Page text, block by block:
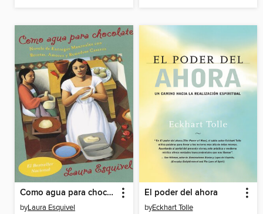
Como agua para chocolate
byLaura Esquivel
El poder del ahora
byEckhart Tolle